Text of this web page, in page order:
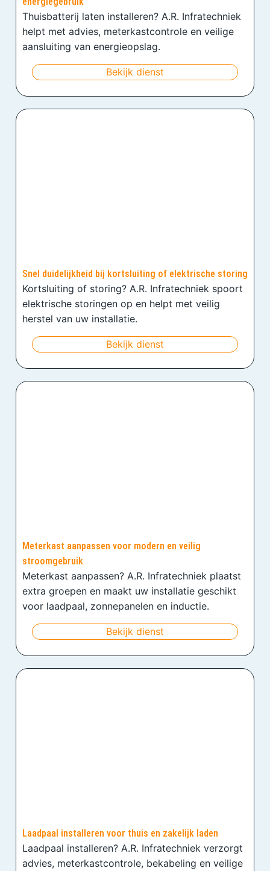
Thuisbatterij laten installeren? A.R. Infratechniek
helpt met advies, meterkastcontrole en veilige
aansluiting van energieopslag.
Bekijk dienst
Snel duidelijkheid bij kortsluiting of elektrische storing
Kortsluiting of storing? A.R. Infratechniek spoort
elektrische storingen op en helpt met veilig
herstel van uw installatie.
Bekijk dienst
Meterkast aanpassen voor modern en veilig
stroomgebruik
Meterkast aanpassen? A.R. Infratechniek plaatst
extra groepen en maakt uw installatie geschikt
voor laadpaal, zonnepanelen en inductie.
Bekijk dienst
Laadpaal installeren voor thuis en zakelijk laden
Laadpaal installeren? A.R. Infratechniek verzorgt
advies, meterkastcontrole, bekabeling en veilige